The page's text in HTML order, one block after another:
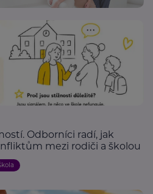
Odborníci radí, jak
mezi rodiči a školou